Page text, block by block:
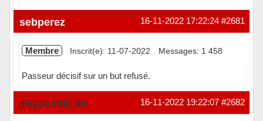
#2681
16-11-2022 17:22:24
sebperez
Membre Inscrit(e): 11-07-2022 Messages: 1 458
Passeur décisif sur un but refusé.
Hors ligne #2682
16-11-2022 19:22:07
Yoyoceltik Ier